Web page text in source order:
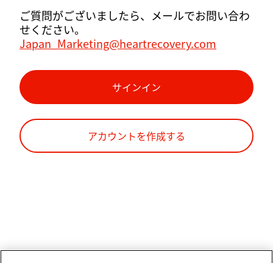
ご質問がございましたら、メールでお問い合わ
せください。
Japan_Marketing@heartrecovery.com